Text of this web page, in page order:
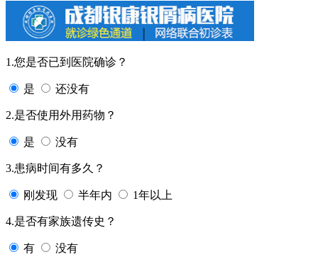
1.您是否已到医院确诊？
是 还没有
2.是否使用外用药物？
是 没有
3.患病时间有多久？
刚发现 半年内 1年以上
4.是否有家族遗传史？
有 没有